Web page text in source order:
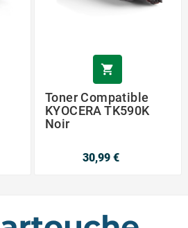

Toner Compatible
KYOCERA TK590K
Noir
30,99 €